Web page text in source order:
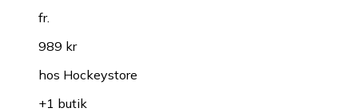
fr.
989 kr
hos Hockeystore
+1 butik